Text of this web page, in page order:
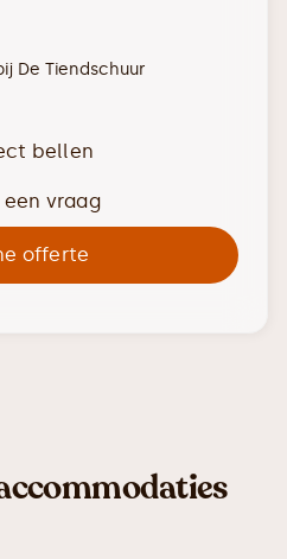
De Tiendschuur
bellen
een vraag
offerte